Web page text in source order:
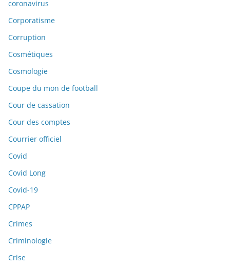
coronavirus
Corporatisme
Corruption
Cosmétiques
Cosmologie
Coupe du mon de football
Cour de cassation
Cour des comptes
Courrier officiel
Covid
Covid Long
Covid-19
CPPAP
Crimes
Criminologie
Crise